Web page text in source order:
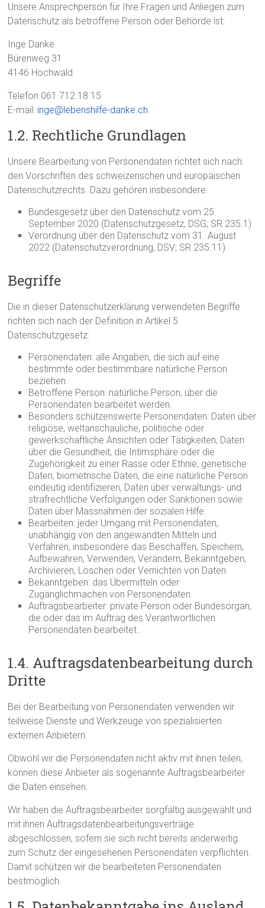
Unsere Ansprechperson für Ihre Fragen und Anliegen zum
Datenschutz als betroffene Person oder Behörde ist:
Inge Danke
Bürenweg 31
4146 Hochwald
Telefon 061 712 18 15
E-mail: inge@lebenshilfe-danke.ch
1.2. Rechtliche Grundlagen
Unsere Bearbeitung von Personendaten richtet sich nach
den Vorschriften des schweizerischen und europäischen
Datenschutzrechts. Dazu gehören insbesondere:
Bundesgesetz über den Datenschutz vom 25.
September 2020 (Datenschutzgesetz, DSG; SR 235.1)
Verordnung über den Datenschutz vom 31. August
2022 (Datenschutzverordnung, DSV; SR 235.11)
Begriffe
Die in dieser Datenschutzerklärung verwendeten Begriffe
richten sich nach der Definition in Artikel 5
Datenschutzgesetz:
Personendaten: alle Angaben, die sich auf eine
bestimmte oder bestimmbare natürliche Person
beziehen.
Betroffene Person: natürliche Person, über die
Personendaten bearbeitet werden.
Besonders schützenswerte Personendaten: Daten über
religiöse, weltanschauliche, politische oder
gewerkschaftliche Ansichten oder Tätigkeiten, Daten
über die Gesundheit, die Intimsphäre oder die
Zugehörigkeit zu einer Rasse oder Ethnie, genetische
Daten, biometrische Daten, die eine natürliche Person
eindeutig identifizieren, Daten über verwaltungs- und
strafrechtliche Verfolgungen oder Sank­tionen sowie
Daten über Massnahmen der sozialen Hilfe.
Bearbeiten: jeder Umgang mit Personendaten,
unabhängig von den angewandten Mitteln und
Verfahren, insbesondere das Beschaffen, Speichern,
Aufbewahren, Verwenden, Verändern, Bekanntgeben,
Archivieren, Löschen oder Vernichten von Daten.
Bekanntgeben: das Übermitteln oder
Zugänglichmachen von Personendaten.
Auftragsbearbeiter: private Person oder Bundesorgan,
die oder das im Auftrag des Verantwortlichen
Personendaten bearbeitet..
1.4. Auftragsdatenbearbeitung durch
Dritte
Bei der Bearbeitung von Personendaten verwenden wir
teilweise Dienste und Werkzeuge von spezialisierten
externen Anbietern.
Obwohl wir die Personendaten nicht aktiv mit ihnen teilen,
können diese Anbieter als sogenannte Auftragsbearbeiter
die Daten einsehen.
Wir haben die Auftragsbearbeiter sorgfältig ausgewählt und
mit ihnen Auftragsdatenbearbeitungsverträge
abgeschlossen, sofern sie sich nicht bereits anderweitig
zum Schutz der eingesehenen Personendaten verpflichten.
Damit schützen wir die bearbeiteten Personendaten
bestmöglich.